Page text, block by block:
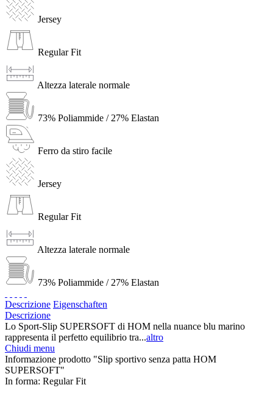
Jersey
Regular Fit
Altezza laterale normale
73% Poliammide / 27% Elastan
Ferro da stiro facile
Jersey
Regular Fit
Altezza laterale normale
73% Poliammide / 27% Elastan
Descrizione Eigenschaften
Descrizione
Lo Sport-Slip SUPERSOFT di HOM nella nuance blu marino
rappresenta il perfetto equilibrio tra...altro
Chiudi menu
Informazione prodotto "Slip sportivo senza patta HOM
SUPERSOFT"
In forma: Regular Fit